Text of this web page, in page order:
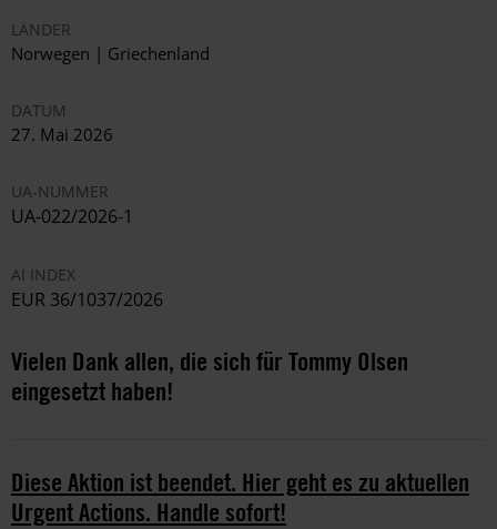
LÄNDER
Norwegen | Griechenland
DATUM
27. Mai 2026
UA-NUMMER
UA-022/2026-1
AI INDEX
EUR 36/1037/2026
Vielen Dank allen, die sich für Tommy Olsen
eingesetzt haben!
Diese Aktion ist beendet. Hier geht es zu aktuellen
Urgent Actions. Handle sofort!